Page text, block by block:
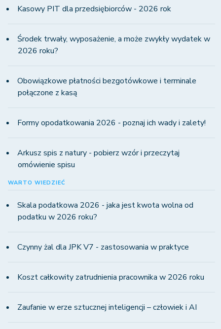
Kasowy PIT dla przedsiębiorców - 2026 rok
Środek trwały, wyposażenie, a może zwykły wydatek w
2026 roku?
Obowiązkowe płatności bezgotówkowe i terminale
połączone z kasą
Formy opodatkowania 2026 - poznaj ich wady i zalety!
Arkusz spis z natury - pobierz wzór i przeczytaj
omówienie spisu
WARTO WIEDZIEĆ
Skala podatkowa 2026 - jaka jest kwota wolna od
podatku w 2026 roku?
Czynny żal dla JPK V7 - zastosowania w praktyce
Koszt całkowity zatrudnienia pracownika w 2026 roku
Zaufanie w erze sztucznej inteligencji – człowiek i AI